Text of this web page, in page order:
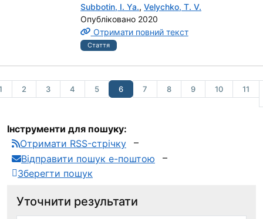
Subbotin, I. Ya., Velychko, T. V.
Опубліковано 2020
Отримати повний текст
Стаття
2 3 4 5 6 7 8 9 10 11
Інструменти для пошуку:
Отримати RSS-стрічку
Відправити пошук е-поштою
Зберегти пошук
Уточнити результати